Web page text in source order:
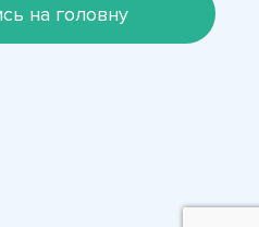
на головну